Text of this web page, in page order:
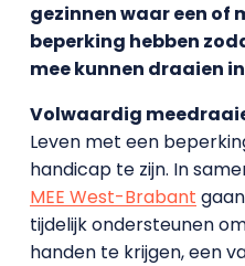
gezinnen waar een of
beperking hebben
mee kunnen draaien
Volwaardig
Leven met een
handicap te zijn. In
MEE West-Brabant
tijdelijk ondersteunen
handen te krijgen, een